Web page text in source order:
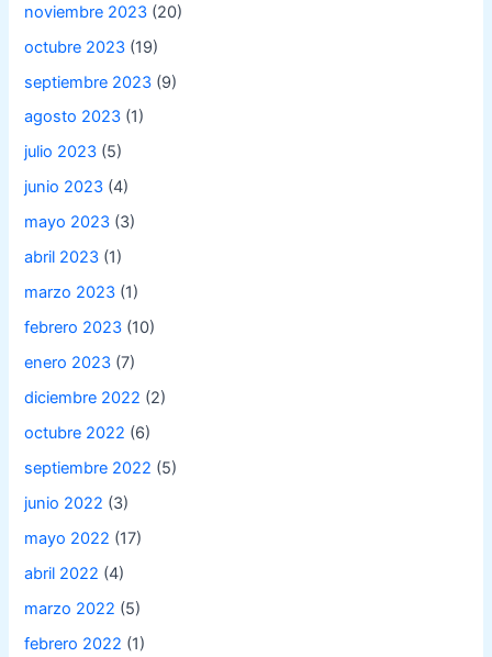
noviembre 2023 (20)
octubre 2023 (19)
septiembre 2023 (9)
agosto 2023 (1)
julio 2023 (5)
junio 2023 (4)
mayo 2023 (3)
abril 2023 (1)
marzo 2023 (1)
febrero 2023 (10)
enero 2023 (7)
diciembre 2022 (2)
octubre 2022 (6)
septiembre 2022 (5)
junio 2022 (3)
mayo 2022 (17)
abril 2022 (4)
marzo 2022 (5)
febrero 2022 (1)